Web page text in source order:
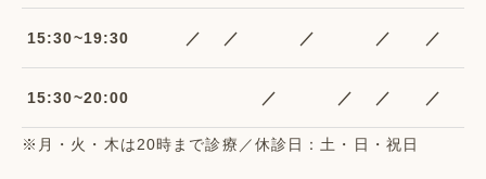
15:30~19:30 ／ ／ ／ ／ ／
15:30~20:00 ／ ／ ／ ／
※月・火・木は20時まで診療／休診日：土・日・祝日